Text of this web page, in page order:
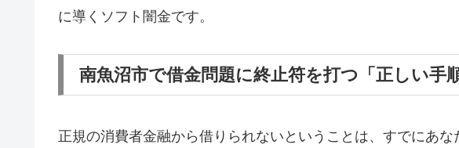
に導くソフト闇金です。
南魚沼市で借金問題に終止符を打つ「正しい手順
正規の消費者金融から借りられないということは、すでにあ